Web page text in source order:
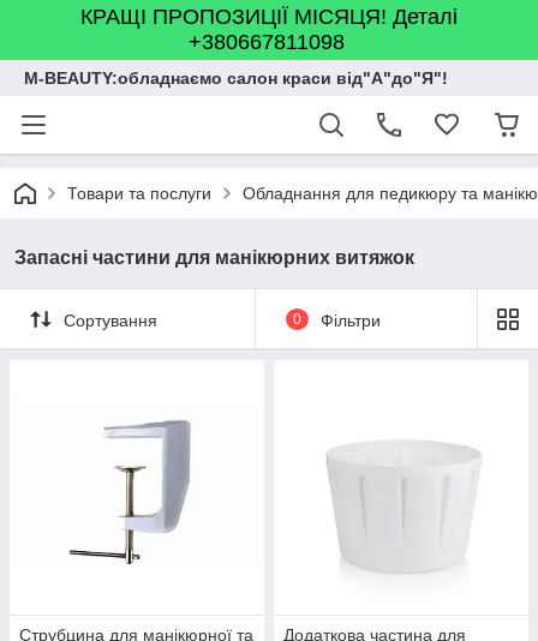
КРАЩІ ПРОПОЗИЦІЇ МІСЯЦЯ! Деталі
+380667811098
M-BEAUTY:обладнаємо салон краси від"А"до"Я"!
Товари та послуги Обладнання для педикюру та
Запасні частини для манікюрних витяжок
Сортування 0 Фільтри
Струбцина для манікюрної та
Додаткова частина для